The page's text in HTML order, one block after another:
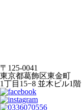
〒125-0041
東京都葛飾区東金町
1丁目15−8 並木ビル1階